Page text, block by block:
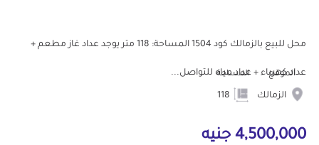
محل للبيع بالزمالك كود 1504 المساحة: 118 متر يوجد عداد غاز مطعم +
عداد كهرباء + عداد مياه للتواصل...
الموقع
الزمالك
المساحة
4,500,000 جنيه